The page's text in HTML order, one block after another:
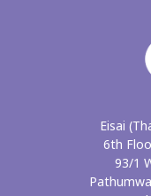
Eisai
6th
93/1